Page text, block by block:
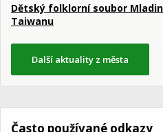
Dětský folklorní soubor
Taiwanu
Další aktuality z města
Často používané odkazy